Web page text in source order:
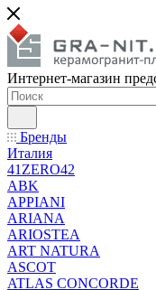
Интернет-магазин
Бренды
Италия
41ZERO42
ABK
APPIANI
ARIANA
ARIOSTEA
ART NATURA
ASCOT
ATLAS CONCORDE